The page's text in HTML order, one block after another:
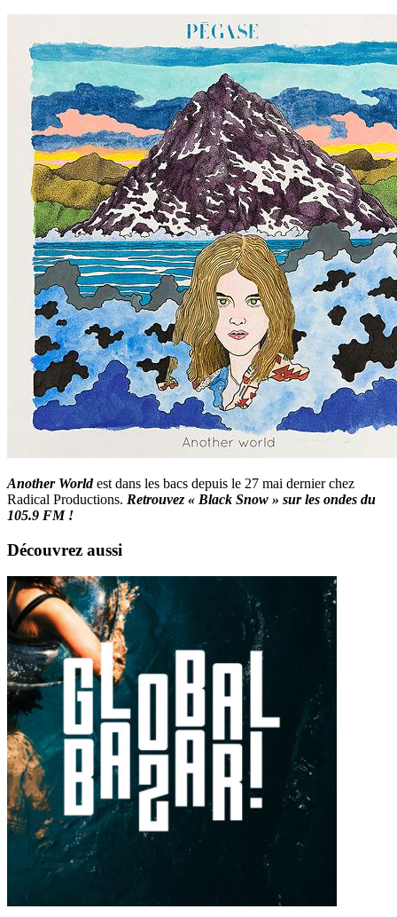
Another Worldest dans les bacs depuis le 27 mai dernier chez
Radical Productions. Retrouvez « Black Snow » sur les ondes du
105.9 FM !
Découvrez aussi